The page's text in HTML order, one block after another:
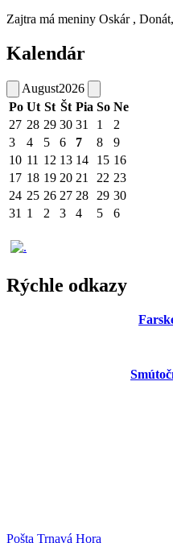
Zajtra má meniny Oskár ,
Kalendár
August2026
Po Ut St Št Pia So Ne
27 28 29 30 31 1
2
3
4 5 6 7 8
9
10 11 12 13 14 15 16
17 18 19 20 21 22 23
24 25 26 27 28 29 30
31 1 2 3 4 5 6
Rýchle odkazy
Pošta Trnavá Hora